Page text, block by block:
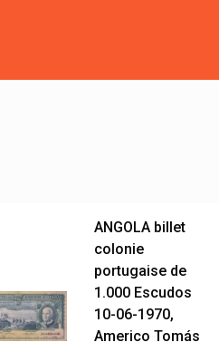
ANGOLA billet
colonie
portugaise de
1.000 Escudos
10-06-1970,
Americo Tomás